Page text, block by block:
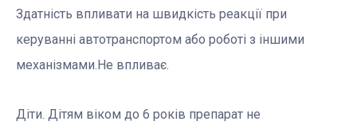
Здатність впливати на швидкість реакції при
керуванні автотранспортом або роботі з іншими
механізмами.Не впливає.
Діти. Дітям віком до 6 років препарат не